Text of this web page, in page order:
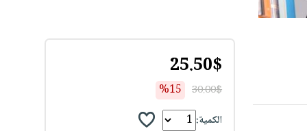
25.50$
30.00$
%15
الكمية: